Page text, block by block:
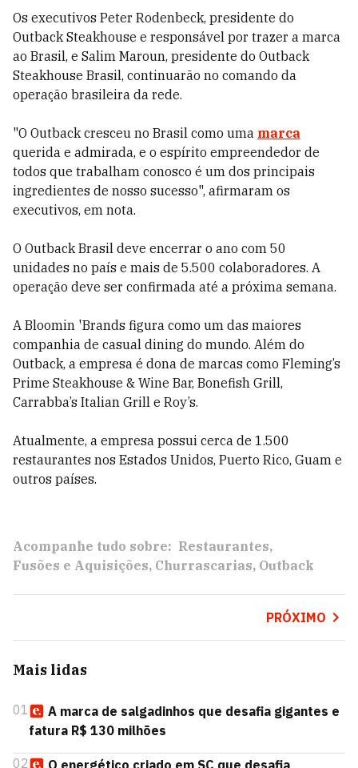
Os executivos Peter Rodenbeck, presidente do
Outback Steakhouse e responsável por trazer a marca
ao Brasil, e Salim Maroun, presidente do Outback
Steakhouse Brasil, continuarão no comando da
operação brasileira da rede.
"O Outback cresceu no Brasil como uma marca
querida e admirada, e o espírito empreendedor de
todos que trabalham conosco é um dos principais
ingredientes de nosso sucesso", afirmaram os
executivos, em nota.
O Outback Brasil deve encerrar o ano com 50
unidades no país e mais de 5.500 colaboradores. A
operação deve ser confirmada até a próxima semana.
A Bloomin 'Brands figura como um das maiores
companhia de casual dining do mundo. Além do
Outback, a empresa é dona de marcas como Fleming’s
Prime Steakhouse & Wine Bar, Bonefish Grill,
Carrabba’s Italian Grill e Roy’s.
Atualmente, a empresa possui cerca de 1.500
restaurantes nos Estados Unidos, Puerto Rico, Guam e
outros países.
Acompanhe tudo sobre: Restaurantes
Fusões e Aquisições Churrascarias Outback
PRÓXIMO
Mais lidas
01
A marca de salgadinhos que desafia gigantes e
fatura R$ 130 milhões
02 O energético criado em SC que desafia